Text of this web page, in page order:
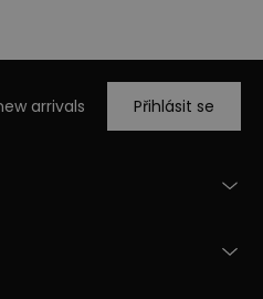
arrivals Přihlásit se